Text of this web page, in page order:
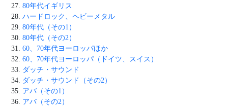
80年代イギリス
ハードロック、ヘビーメタル
80年代（その1）
80年代（その2）
60、70年代ヨーロッパほか
60、70年代ヨーロッパ（ドイツ、スイス）
ダッチ・サウンド
ダッチ・サウンド（その2）
アバ（その1）
アバ（その2）